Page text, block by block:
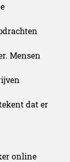
Mensen
dat er
online